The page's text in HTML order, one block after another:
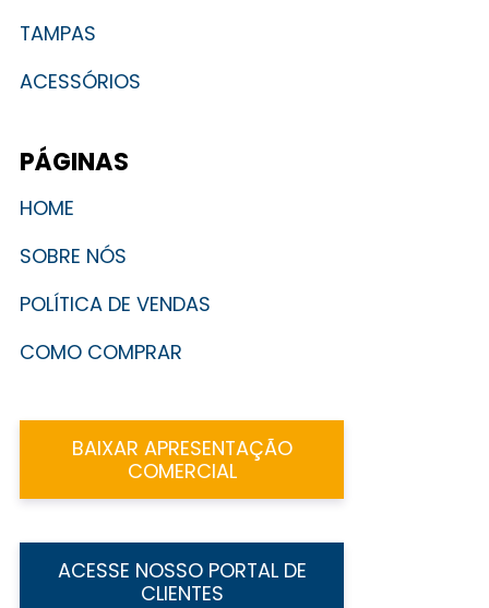
TAMPAS
ACESSÓRIOS
PÁGINAS
HOME
SOBRE NÓS
POLÍTICA DE VENDAS
COMO COMPRAR
BAIXAR APRESENTAÇÃO
COMERCIAL
ACESSE NOSSO PORTAL DE
CLIENTES